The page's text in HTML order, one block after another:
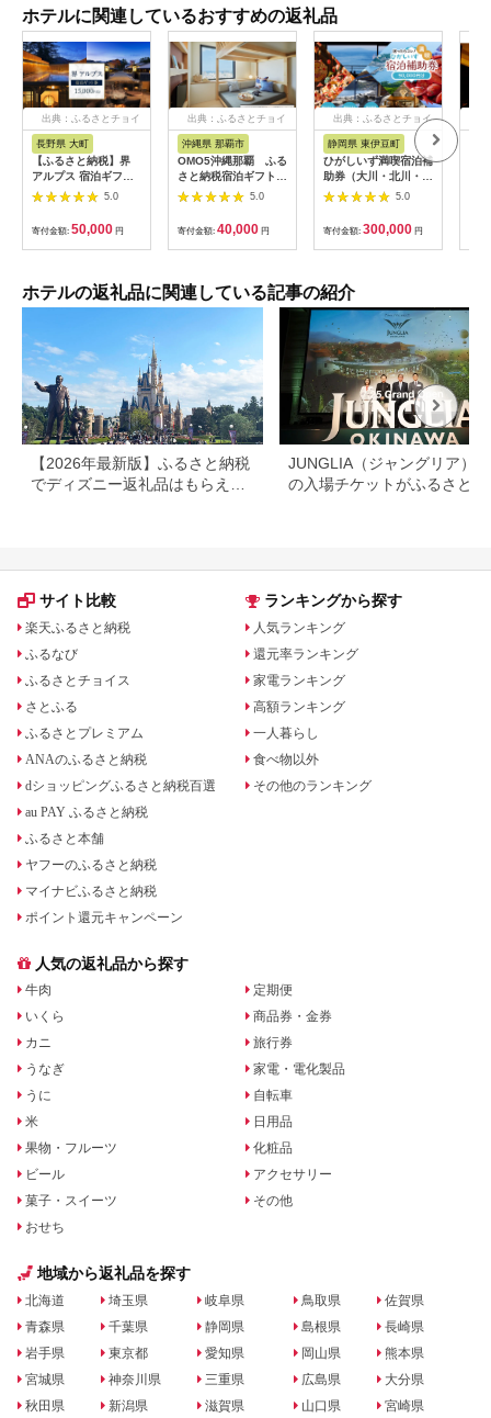
ホテルに関連しているおすすめの返礼品
出典：ふるさとチョイ
長野県 大町
【ふるさと納税】界
アルプス 宿泊ギフト
券（15,000円分）
【星野リゾート】
5.0
寄付金額: 50,000 円
出典：ふるさとチョイ
沖縄県 那覇市
OMO5沖縄那覇 ふる
さと納税宿泊ギフト券
(12,000円)
5.0
寄付金額: 40,000 円
出典：ふるさとチョイ
静岡県 東伊豆町
ひがしいず満喫宿泊補
助券（大川・北川・熱
川・片瀬・白田・稲取
5.0
寄付金額: 300,000 円
ホテルの返礼品に関連している記事の紹介
【2026年最新版】ふるさと納税
でディズニー返礼品はもらえ
JUNGLIA（ジャングリア）
の入場チケットがふるさと納
サイト比較
楽天ふるさと納税
ふるなび
ふるさとチョイス
さとふる
ふるさとプレミアム
ANAのふるさと納税
dショッピングふるさと納税百選
au PAY ふるさと納税
ふるさと本舗
ヤフーのふるさと納税
マイナビふるさと納税
ポイント還元キャンペーン
ランキングから探す
人気ランキング
還元率ランキング
家電ランキング
高額ランキング
一人暮らし
食べ物以外
その他のランキング
人気の返礼品から探す
牛肉
いくら
カニ
うなぎ
うに
米
果物・フルーツ
ビール
菓子・スイーツ
おせち
定期便
商品券・金券
旅行券
家電・電化製品
自転車
日用品
化粧品
アクセサリー
その他
地域から返礼品を探す
北海道
青森県
岩手県
宮城県
秋田県
埼玉県
千葉県
東京都
神奈川県
新潟県
岐阜県
静岡県
愛知県
三重県
滋賀県
鳥取県
島根県
岡山県
広島県
山口県
佐賀県
長崎県
熊本県
大分県
宮崎県